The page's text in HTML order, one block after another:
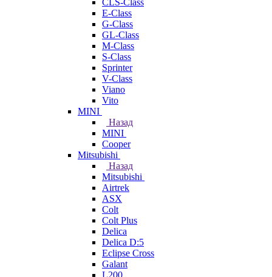
CLS-Class
E-Class
G-Class
GL-Class
M-Class
S-Class
Sprinter
V-Class
Viano
Vito
MINI
Назад
MINI
Cooper
Mitsubishi
Назад
Mitsubishi
Airtrek
ASX
Colt
Colt Plus
Delica
Delica D:5
Eclipse Cross
Galant
L200